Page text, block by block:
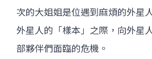
次的大姐姐是位遇到麻煩的外星
外星人的「樣本」之際，向外星
部夥伴們面臨的危機。